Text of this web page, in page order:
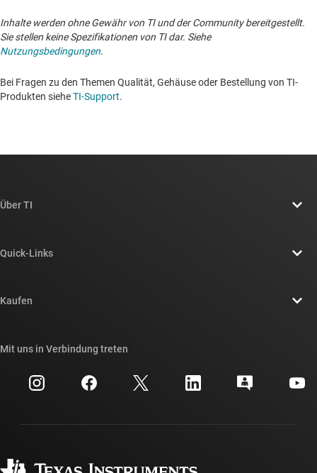
Inhalte werden ohne Gewähr von TI und der Community bereitgestellt.
Sie stellen keine Spezifikationen von TI dar. Siehe
Nutzungsbedingungen.
Bei Fragen zu den Themen Qualität, Gehäuse oder Bestellung von TI-
Produkten sieheTI-Support. ​​​​​​​​​​​​​​
Über TI
Newsroom
Investorenbeziehungen
Fertigung
Quick-Links
Querverweis-Suche
Kundensupportzentrum
Kaufen
Häufig gestellte Fragen zu Bestellungen
Mit uns in Verbindung treten